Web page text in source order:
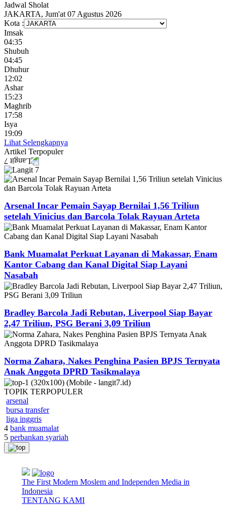
Jadwal Sholat
JAKARTA, Jum'at 07 Agustus 2026
Kota :
Imsak
04:35
Shubuh
04:45
Dhuhur
12:02
Ashar
15:23
Maghrib
17:58
Isya
19:09
Lihat Selengkapnya
Artikel Terpopuler
Arsenal Incar Pemain Sayap Bernilai 1,56 Triliun
setelah Vinicius dan Barcola Tolak Rayuan Arteta
Bank Muamalat Perkuat Layanan di Makassar, Enam
Kantor Cabang dan Kanal Digital Siap Layani
Nasabah
Bradley Barcola Jadi Rebutan, Liverpool Siap Bayar
2,47 Triliun, PSG Berani 3,09 Triliun
Norma Zahara, Nakes Penghina Pasien BPJS Ternyata
Anak Anggota DPRD Tasikmalaya
TOPIK TERPOPULER
arsenal
bursa transfer
liga inggris
4 bank muamalat
5 perbankan syariah
The First Modern Moslem and Independen Media in
Indonesia
TENTANG KAMI